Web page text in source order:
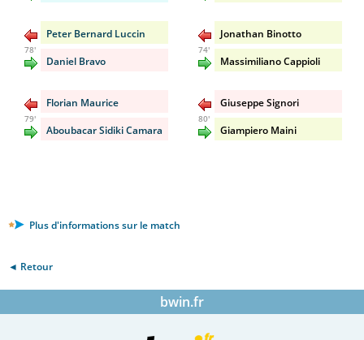
Peter Bernard Luccin
78'
Daniel Bravo
Florian Maurice
79'
Aboubacar Sidiki Camara
Jonathan Binotto
74'
Massimiliano Cappioli
Giuseppe Signori
80'
Giampiero Maini
Plus d'informations sur le match
◄ Retour
bwin.fr